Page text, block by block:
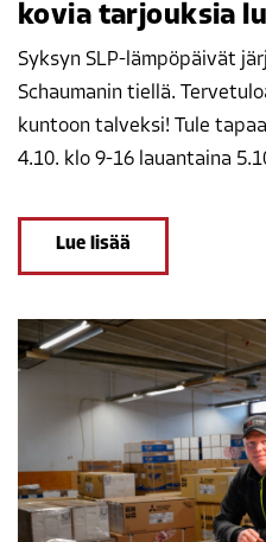
kovia tarjouksia
Syksyn SLP-lämpöpäivät
Schaumanin tiellä.
kuntoon talveksi! Tule
4.10. klo 9-16 lauantaina
Lue lisää